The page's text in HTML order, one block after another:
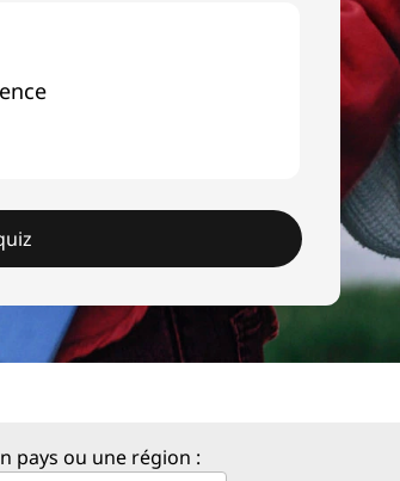
pays ou une région :